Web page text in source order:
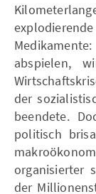
abspielen,
der
beendete.
politisch
organisierter
der